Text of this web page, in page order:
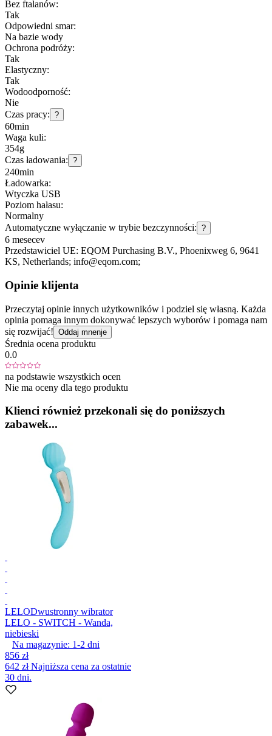
Bez ftalanów:
Tak
Odpowiedni smar:
Na bazie wody
Ochrona podróży:
Tak
Elastyczny:
Tak
Wodoodporność:
Nie
Czas pracy: ?
60min
Waga kuli:
354g
Czas ładowania: ?
240min
Ładowarka:
Wtyczka USB
Poziom hałasu:
Normalny
Automatyczne wyłączanie w trybie bezczynności: ?
6 mesecev
Przedstawiciel UE: EQOM Purchasing B.V., Phoenixweg 6, 9641
KS, Netherlands; info@eqom.com;
Opinie klijenta
Przeczytaj opinie innych użytkowników i podziel się własną. Każda
opinia pomaga innym dokonywać lepszych wyborów i pomaga nam
się rozwijać! Oddaj mnenje
Średnia ocena produktu
0.0
na podstawie wszystkich ocen
Nie ma oceny dla tego produktu
Klienci również przekonali się do poniższych
zabawek...
LELODwustronny wibrator
LELO - SWITCH - Wanda,
niebieski
Na magazynie: 1-2 dni
856 zł
642 złNajniższa cena za ostatnie
30 dni.